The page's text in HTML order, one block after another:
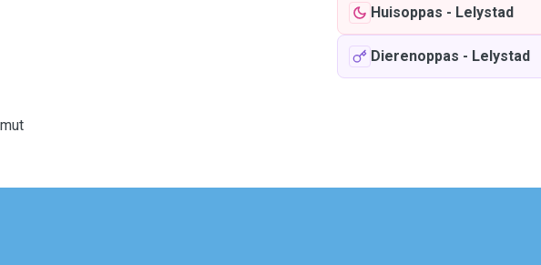
Huisoppas - Lelystad
Dierenoppas - Lelystad